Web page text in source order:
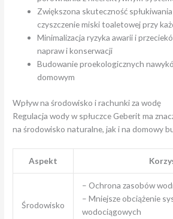
Zwiększona skuteczność
czyszczenie miski toaletowej przy
Minimalizacja ryzyka awarii i
napraw i konserwacji
Budowanie proekologicznych
domowym
Wpływ na środowisko i rachunki za wodę
Regulacja wody w spłuczce Geberit ma
na środowisko naturalne, jak i na domowy
Aspekt
Środowisko
– Ochrona zasobów
– Mniejsze obciążenie
wodociągowych